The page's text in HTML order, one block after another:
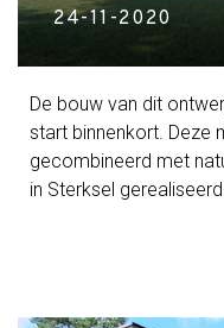
24-11-2020
De bouw van dit
start binnenkort. Deze
gecombineerd met
in Sterksel